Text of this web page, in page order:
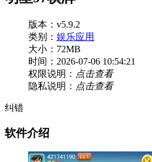
版本：v5.9.2
类别： 娱乐应用
大小：72MB
时间：2026-07-06 10:54:21
权限说明： 点击查看
隐私说明： 点击查看
纠错
软件介绍